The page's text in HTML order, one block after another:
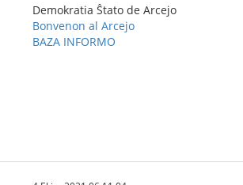
Demokratia Ŝtato de Arcejo
Bonvenon al Arcejo
BAZA INFORMO